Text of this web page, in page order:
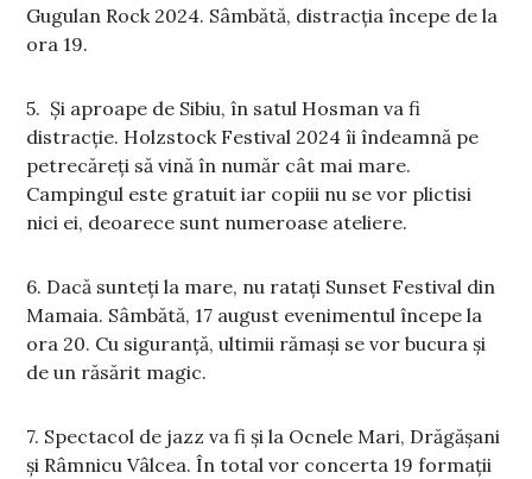
Gugulan Rock 2024. Sâmbătă, distracția începe de la
ora 19.
5. Și aproape de Sibiu, în satul Hosman va fi
distracție. Holzstock Festival 2024 îi îndeamnă pe
petrecăreți să vină în număr cât mai mare.
Campingul este gratuit iar copiii nu se vor plictisi
nici ei, deoarece sunt numeroase ateliere.
6. Dacă sunteți la mare, nu ratați Sunset Festival din
Mamaia. Sâmbătă, 17 august evenimentul începe la
ora 20. Cu siguranță, ultimii rămași se vor bucura și
de un răsărit magic.
7. Spectacol de jazz va fi și la Ocnele Mari, Drăgășani
și Râmnicu Vâlcea. În total vor concerta 19 formații